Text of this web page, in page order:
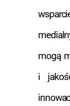
mogą
i